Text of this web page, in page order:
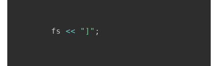
      	fs
<< "]" ;